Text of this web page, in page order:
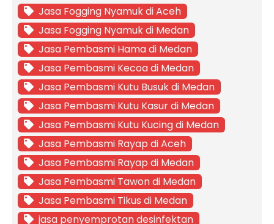
Jasa Fogging Nyamuk di Aceh
Jasa Fogging Nyamuk di Medan
Jasa Pembasmi Hama di Medan
Jasa Pembasmi Kecoa di Medan
Jasa Pembasmi Kutu Busuk di Medan
Jasa Pembasmi Kutu Kasur di Medan
Jasa Pembasmi Kutu Kucing di Medan
Jasa Pembasmi Rayap di Aceh
Jasa Pembasmi Rayap di Medan
Jasa Pembasmi Tawon di Medan
Jasa Pembasmi Tikus di Medan
jasa penyemprotan desinfektan